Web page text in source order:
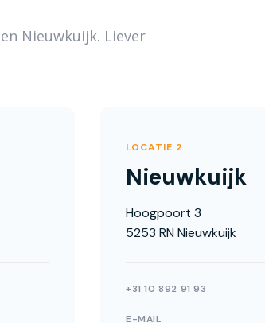
Nieuwkuijk. Liever
LOCATIE 2
Nieuwkuijk
Hoogpoort 3
5253 RN Nieuwkuijk
+31 10 892 91 93
E-MAIL